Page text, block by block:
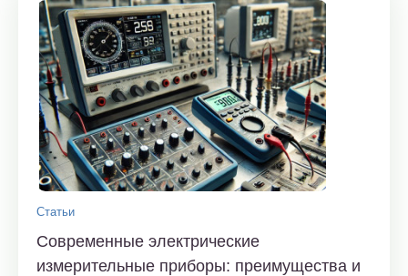
Статьи
Современные электрические
измерительные приборы: преимущества и